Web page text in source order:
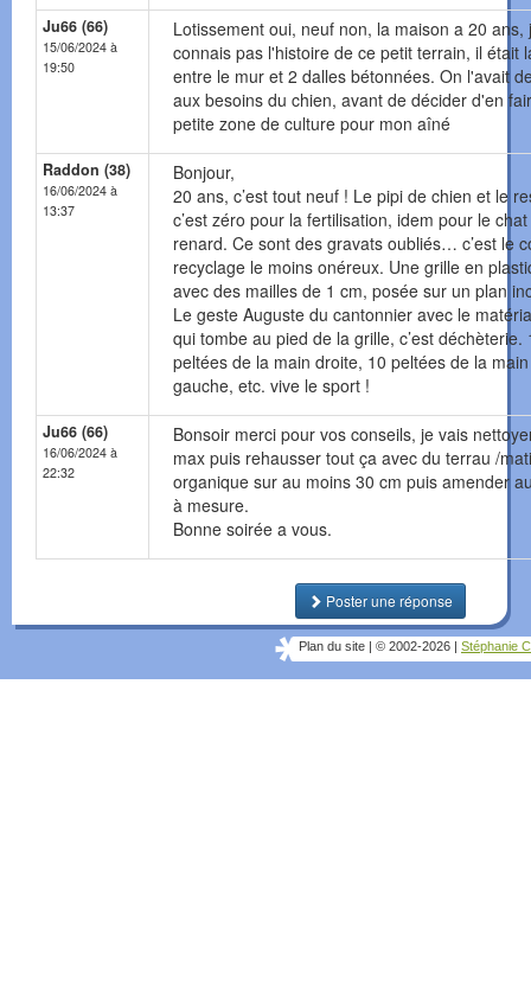
Ju66 (66)
15/06/2024 à
19:50
Lotissement oui, neuf non, la maison a 20 ans,
connais pas l'histoire de ce petit terrain, il était
entre le mur et 2 dalles bétonnées. On l'avait
aux besoins du chien, avant de décider d'en
petite zone de culture pour mon aîné
Raddon (38)
16/06/2024 à
13:37
Bonjour,
20 ans, c’est tout neuf ! Le pipi de chien et le
c’est zéro pour la fertilisation, idem pour le
renard. Ce sont des gravats oubliés… c’est le
recyclage le moins onéreux. Une grille en
avec des mailles de 1 cm, posée sur un plan
Le geste Auguste du cantonnier avec le
qui tombe au pied de la grille, c’est déchèterie.
peltées de la main droite, 10 peltées de la main
gauche, etc. vive le sport !
Ju66 (66)
16/06/2024 à
22:32
Bonsoir merci pour vos conseils, je vais
max puis rehausser tout ça avec du terrau /
organique sur au moins 30 cm puis amender
à mesure.
Bonne soirée a vous.
Poster une réponse
Plan du site © 2002-2026 Stéphanie C